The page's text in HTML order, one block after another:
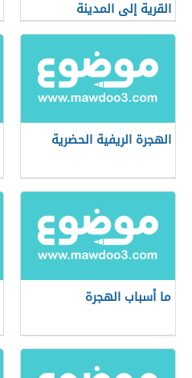
القرية إلى المدينة
الهجرة الريفية الحضرية
ما أسباب الهجرة